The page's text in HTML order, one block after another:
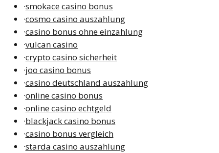
·smokace casino bonus
·cosmo casino auszahlung
·casino bonus ohne einzahlung
·vulcan casino
·crypto casino sicherheit
·joo casino bonus
·casino deutschland auszahlung
·online casino bonus
·online casino echtgeld
·blackjack casino bonus
·casino bonus vergleich
·starda casino auszahlung